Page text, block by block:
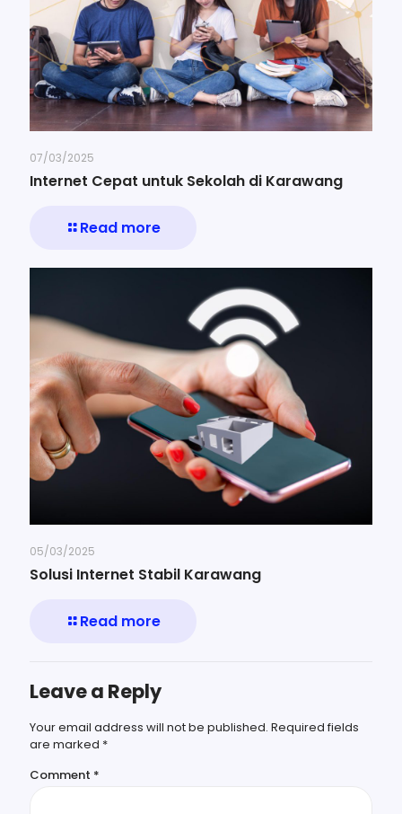
07/03/2025
Internet Cepat untuk Sekolah di Karawang
Read more
05/03/2025
Solusi Internet Stabil Karawang
Read more
Leave a Reply
Your email address will not be published. Required fields
are marked *
Comment *